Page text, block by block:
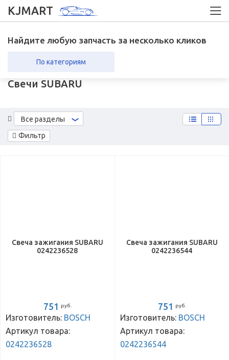
KJMART
Найдите любую запчасть за несколько кликов
По категориям
Свечи SUBARU
Фильтр
Все разделы
Свеча зажигания SUBARU
0242236528
751 руб.
Изготовитель: BOSCH
Артикул товара:
0242236528
Свеча зажигания SUBARU
0242236544
751 руб.
Изготовитель: BOSCH
Артикул товара:
0242236544